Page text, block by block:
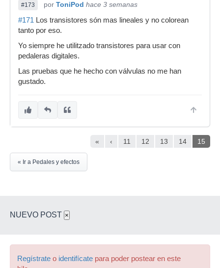
#173 por ToniPod hace 3 semanas
#171 Los transistores són mas lineales y no colorean
tanto por eso.
Yo siempre he utilitzado transistores para usar con
pedaleras digitales.
Las pruebas que he hecho con válvulas no me han
gustado.
« ‹ 11 12 13 14 15
« Ir a Pedales y efectos
NUEVO POST ×
Regístrate o identifícate para poder postear en este